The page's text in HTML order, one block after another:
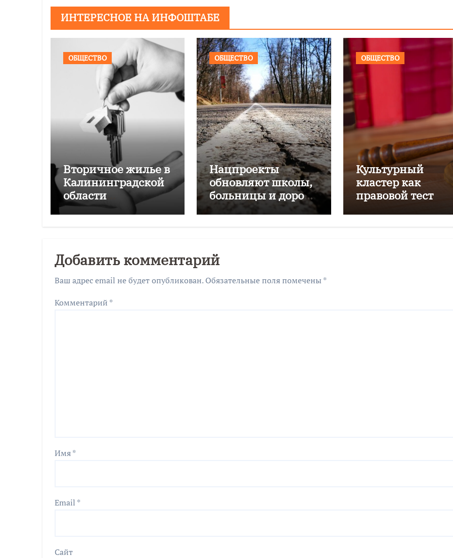
ИНТЕРЕСНОЕ НА ИНФОШТАБЕ
ОБЩЕСТВО
Вторичное жилье в
Калининградской
области
подорожало на
ОБЩЕСТВО
Нацпроекты
обновляют школы,
больницы и дороги
Калининградской
ОБЩЕСТВО
Культурный
кластер как
правовой тест
Добавить комментарий
Ваш адрес email не будет опубликован. Обязательные поля помечены *
Комментарий *
Имя*
Email *
Сайт